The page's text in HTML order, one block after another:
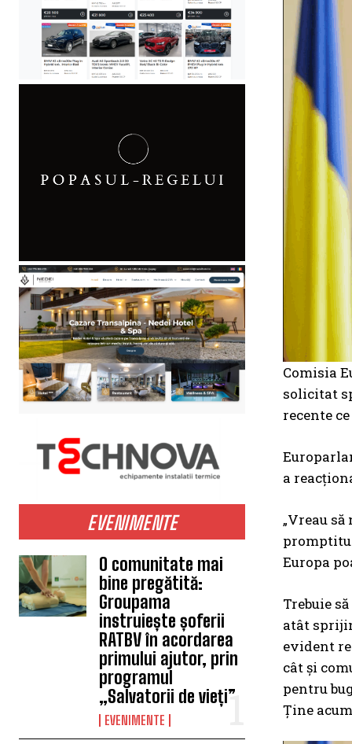
EVENIMENTE
O comunitate mai
bine pregătită:
Groupama
instruiește șoferii
RATBV în acordarea
primului ajutor, prin
programul
„Salvatorii de vieți”
EVENIMENTE
Comisia
solicitat
recente
a
„Vreau
Europa
Trebuie
atât
evident
cât și
pentru
Ține